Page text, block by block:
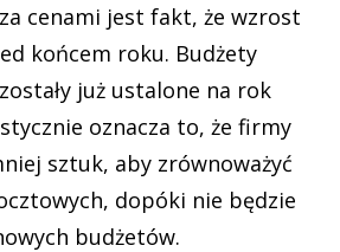
cenami jest fakt, że wzrost
końcem roku. Budżety
już ustalone na rok
oznacza to, że firmy
sztuk, aby zrównoważyć
dopóki nie będzie
budżetów.